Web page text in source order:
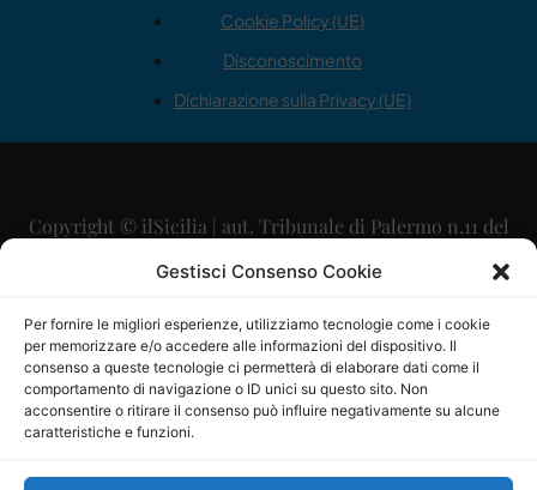
Gestisci Consenso Cookie
Per fornire le migliori esperienze, utilizziamo tecnologie come i cookie
per memorizzare e/o accedere alle informazioni del dispositivo. Il
consenso a queste tecnologie ci permetterà di elaborare dati come il
comportamento di navigazione o ID unici su questo sito. Non
acconsentire o ritirare il consenso può influire negativamente su alcune
caratteristiche e funzioni.
Cookie Policy (UE)
Disconoscimento
Dichiarazione sulla Privacy (UE)
Copyright © ilSicilia | aut. Tribunale di Palermo n.11 del
29/09/2015
Direttore Editoriale: Maurizio Scaglione
Direttore Responsabile: Maria Calabrese